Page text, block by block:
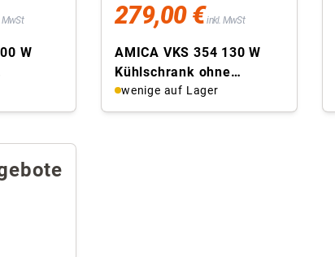
MwSt
W
...
279,00 €inkl. MwSt
AMICA VKS 354 130 W
Kühlschrank ohne
Gefrierfach (freistehend,
EEK E, 230 l ...
wenige auf Lager